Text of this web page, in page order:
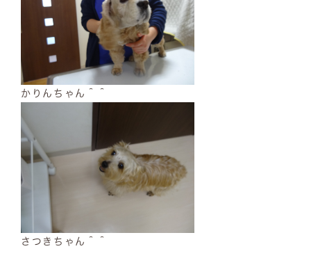
かりんちゃん＾＾
さつきちゃん＾＾